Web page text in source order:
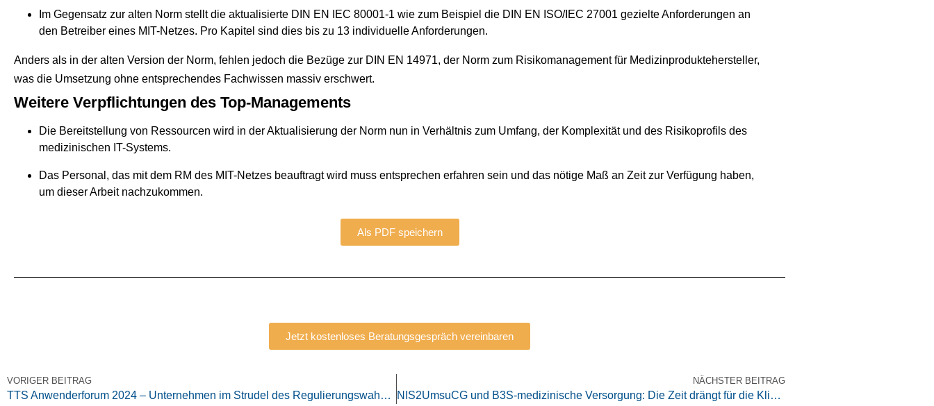
Im Gegensatz zur alten Norm stellt die aktualisierte DIN EN IEC 80001-1 wie zum Beispiel die DIN EN ISO/IEC 27001 gezielte Anforderungen an
den Betreiber eines MIT-Netzes. Pro Kapitel sind dies bis zu 13 individuelle Anforderungen.
Anders als in der alten Version der Norm, fehlen jedoch die Bezüge zur DIN EN 14971, der Norm zum Risikomanagement für Medizinproduktehersteller,
was die Umsetzung ohne entsprechendes Fachwissen massiv erschwert.
Weitere Verpflichtungen des Top-Managements
Die Bereitstellung von Ressourcen wird in der Aktualisierung der Norm nun in Verhältnis zum Umfang, der Komplexität und des Risikoprofils des
medizinischen IT-Systems.
Das Personal, das mit dem RM des MIT-Netzes beauftragt wird muss entsprechen erfahren sein und das nötige Maß an Zeit zur Verfügung haben,
um dieser Arbeit nachzukommen.
Als PDF speichern
Jetzt kostenloses Beratungsgespräch vereinbaren
VORIGER BEITRAG
TTS Anwenderforum 2024 – Unternehmen im Strudel des Regulierungswahnsinns
NÄCHSTER BEITRAG
NIS2UmsuCG und B3S-medizinische Versorgung: Die Zeit drängt für die Kliniken & Krankenhäuser!